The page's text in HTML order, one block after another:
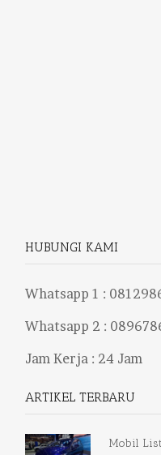
HUBUNGI KAMI
Whatsapp 1 :
Whatsapp 2 :
Jam Kerja : 24 Jam
ARTIKEL TERBARU
Mobil